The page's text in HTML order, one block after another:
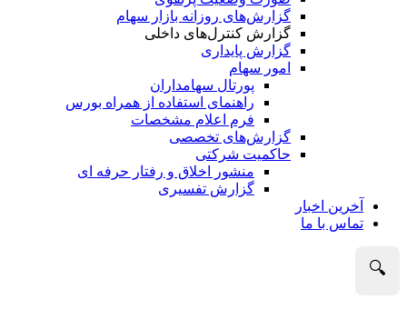
گزارش‌های روزانه بازار سهام
گزارش کنترل‌های داخلی
گزارش پایداری
امور سهام
پورتال سهامداران
راهنمای استفاده از همراه بورس
فرم اعلام مشخصات
گزارش‌های تخصصی
حاکمیت شرکتی
منشور اخلاق و رفتار حرفه­ ای
گزارش تفسیری
آخرین اخبار
تماس با ما
🔍